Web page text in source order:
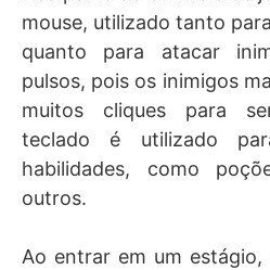
mouse, utilizado tanto
quanto para atacar
pulsos, pois os inimigos
muitos cliques para
teclado é utilizado
habilidades, como
outros.
Ao entrar em um